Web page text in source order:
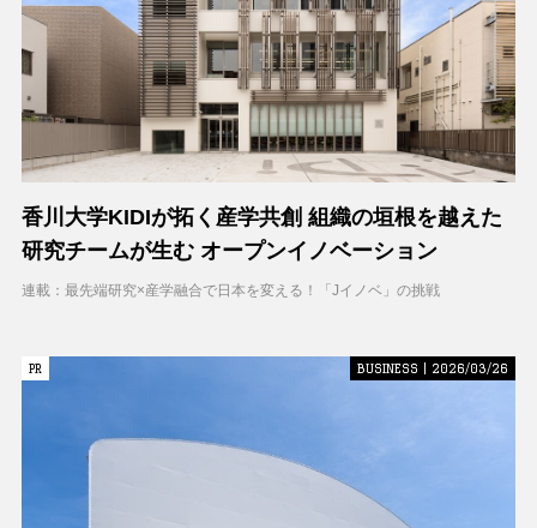
香川大学KIDIが拓く産学共創 組織の垣根を越えた
研究チームが生む オープンイノベーション
連載：最先端研究×産学融合で日本を変える！「Jイノベ」の挑戦
PR
PR BUSINESS | 2026/03/26